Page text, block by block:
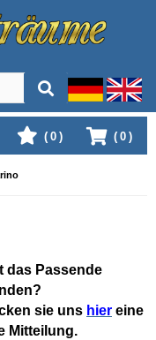
( 0 )
( 0 )
das Passende
sie uns hier eine
Mitteilung.